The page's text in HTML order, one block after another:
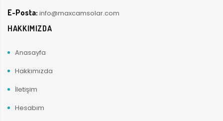
E-Posta: info@maxcamsolar.com
HAKKIMIZDA
Anasayfa
Hakkımızda
İletişim
Hesabım